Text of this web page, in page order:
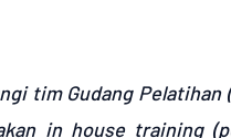
tim Gudang Pelatihan (
in house training